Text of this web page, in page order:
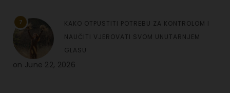
7
KAKO OTPUSTITI POTREBU ZA KONTROLOM I
NAUČITI VJEROVATI SVOM UNUTARNJEM
GLASU
on June 22, 2026